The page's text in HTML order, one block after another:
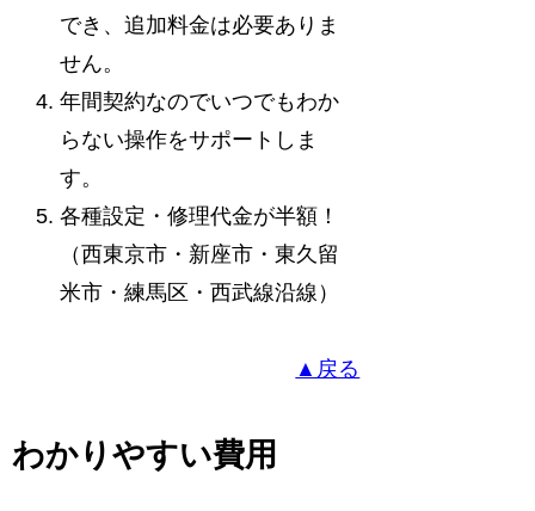
でき、追加料金は必要ありま
せん。
年間契約なのでいつでもわか
らない操作をサポートしま
す。
各種設定・修理代金が半額！
（西東京市・新座市・東久留
米市・練馬区・西武線沿線）
▲戻る
わかりやすい費用